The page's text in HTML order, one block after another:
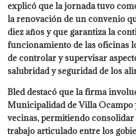
explicó que la jornada tuvo
la renovación de un convenio
diez años y que garantiza la
funcionamiento de las oficinas
de controlar y supervisar
salubridad y seguridad de los
Bled destacó que la firma
Municipalidad de Villa Ocampo
vecinas, permitiendo consolidar
trabajo articulado entre los